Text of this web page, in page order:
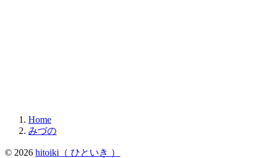
Home
みづの
© 2026 hitoiki（ ひといき ）